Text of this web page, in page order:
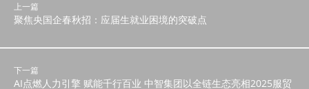
上一篇
聚焦央国企春秋招：应届生就业困境的突破点
下一篇
AI点燃人力引擎 赋能千行百业 中智集团以全链生态亮相2025服贸